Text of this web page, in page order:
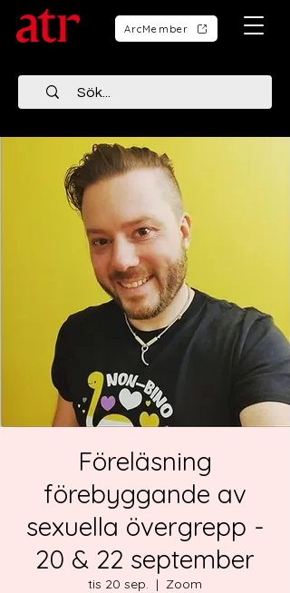
ArcMember
Föreläsning
förebyggande av
sexuella övergrepp -
20 & 22 september
tis 20 sep.
  |
Zoom